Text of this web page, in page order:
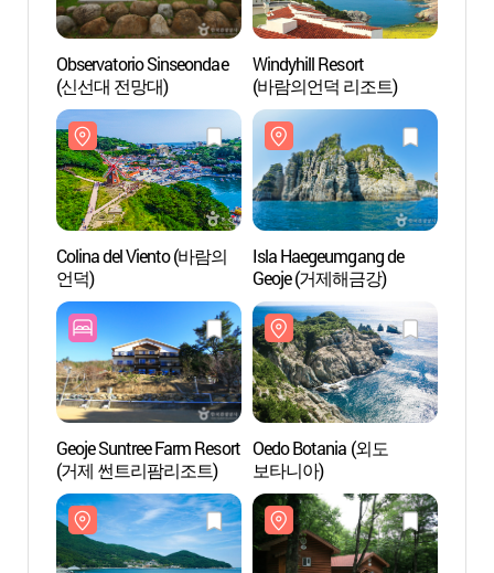
Observatorio Sinseondae
(신선대 전망대)
Windyhill Resort
(바람의언덕 리조트)
Colina del Viento (바람의
언덕)
Isla Haegeumgang de
Geoje (거제해금강)
Geoje Suntree Farm Resort
(거제 썬트리팜리조트)
Oedo Botania (외도
보타니아)